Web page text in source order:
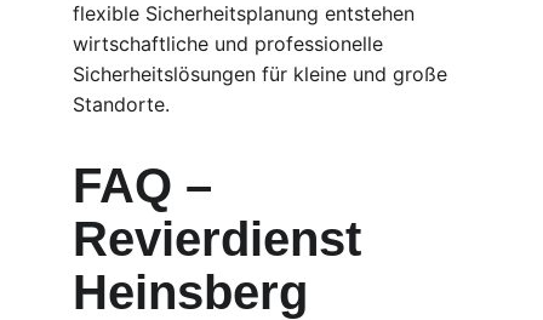
flexible Sicherheitsplanung entstehen
wirtschaftliche und professionelle
Sicherheitslösungen für kleine und große
Standorte.
FAQ –
Revierdienst
Heinsberg